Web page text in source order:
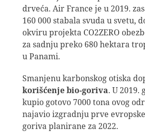
drveća. Air France je u 2019.
160 000 stabala svuda u svetu,
okviru projekta CO2ZERO
za sadnju preko 680 hektara
u Panami.
Smanjenu karbonskog otiska
korišćenje bio-goriva. U 2019.
kupio gotovo 7000 tona ovog
najavio izgradnju prve
goriva planirane za 2022.